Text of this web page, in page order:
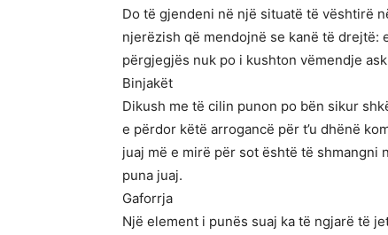
Do të gjendeni në një situatë të vështirë
njerëzish që mendojnë se kanë të drejtë:
përgjegjës nuk po i kushton vëmendje
Binjakët
Dikush me të cilin punon po bën sikur
e përdor këtë arrogancë për t’u dhënë
juaj më e mirë për sot është të
puna juaj.
Gaforrja
Një element i punës suaj ka të ngjarë të